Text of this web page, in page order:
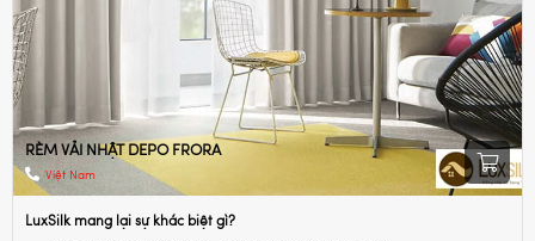
RÈM VẢI NHẬT DEPO FRORA
Việt Nam
LuxSilk mang lại sự khác biệt gì?